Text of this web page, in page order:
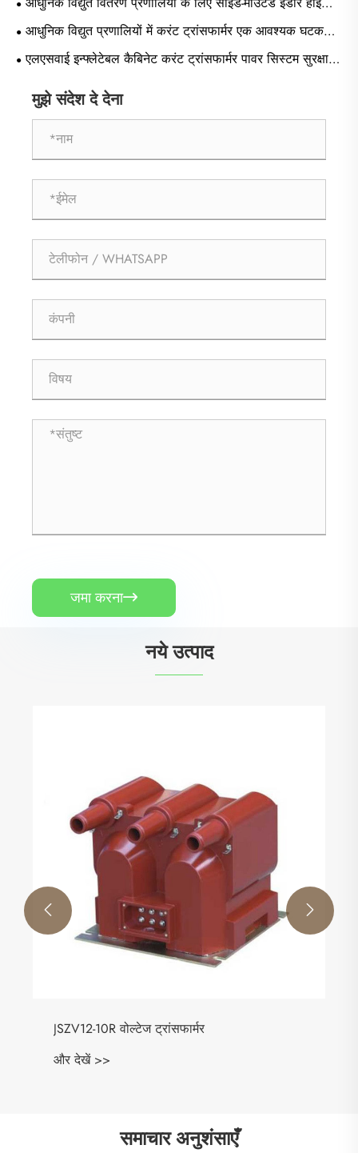
वोल्टेज वैक्यूम सर्किट ब्रेकर क्यों आवश्यक होता जा रहा है?
आधुनिक विद्युत प्रणालियों में करंट ट्रांसफार्मर एक आवश्यक घटक
क्यों है?
एलएसवाई इन्फ्लेटेबल कैबिनेट करंट ट्रांसफार्मर पावर सिस्टम सुरक्षा
मुझे संदेश दे देना
जमा करना
नये उत्पाद
JSZV12-10R वोल्टेज ट्रांसफार्मर
और देखें >>
 
समाचार अनुशंसाएँ